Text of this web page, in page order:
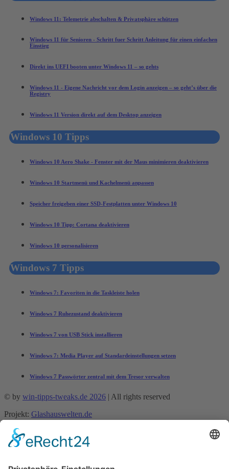
Windows 11: Telemetrie abschalten & Privatsphäre schützen
Windows 11 für Senioren - Schritt fuer Schritt Anleitung für einen einfachen
Einstieg
Direkt ins UEFI booten unter Windows 11 – so gehts
Windows 11 - Eigene Nachricht vor dem Login anzeigen – so geht’s über die
Registry
Windows 11 Version direkt auf dem Desktop anzeigen
Windows 10 Tipps
Windows 10 Aero Shake - Fenster mit der Maus minimieren deaktivieren
Windows 10 Startmenü und Kachelmenü anpassen
Speicher freigeben einer SSD-Festplatten unter Windows 10
Windows 10 Tipp: Cortana deaktivieren
Windows 10 personalisieren
Windows 7 Tipps
Windows 7: Favoriten in die Taskleiste holen
Windows 7 Ruhezustand deaktivieren
Windows 7 von USB Stick installieren
Windows 7: Media Player auf Standardeinstellungen setzen
Windows 7 Passwörter zentral mit dem Tresor verwalten
© by win-tipps-tweaks.de 2026 | All rights reserved
Projekt: Glashauswelten.de
Mobile Menu Toggle